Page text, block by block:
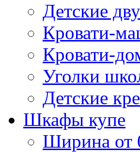
Детские
Кровати-
Кровати-
Уголки
Детские
Шкафы купе
Ширина от